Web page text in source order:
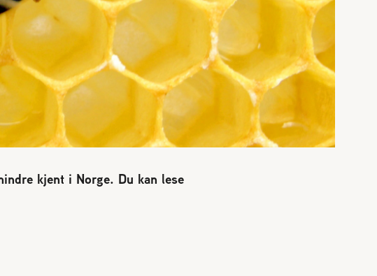
kjent i Norge. Du kan lese